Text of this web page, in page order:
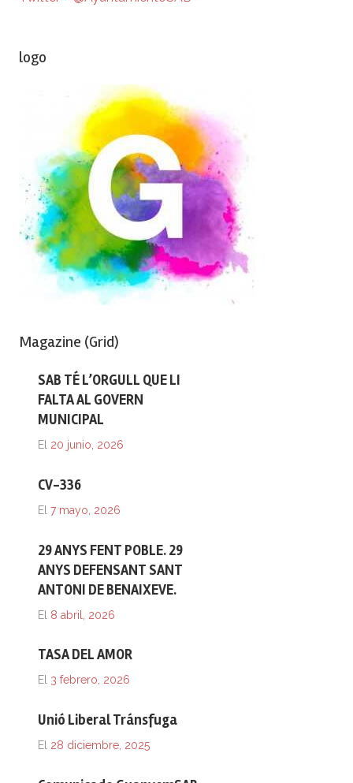
logo
Magazine (Grid)
SAB TÉ L’ORGULL QUE LI
FALTA AL GOVERN
MUNICIPAL
El 20 junio, 2026
CV-336
El 7 mayo, 2026
29 ANYS FENT POBLE. 29
ANYS DEFENSANT SANT
ANTONI DE BENAIXEVE.
El 8 abril, 2026
TASA DEL AMOR
El 3 febrero, 2026
Unió Liberal Tránsfuga
El 28 diciembre, 2025